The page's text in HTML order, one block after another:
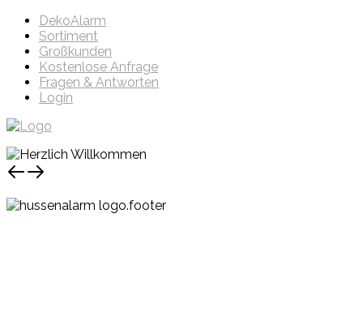
DekoAlarm
Sortiment
Großkunden
Kostenlose Anfrage
Fragen & Antworten
Login